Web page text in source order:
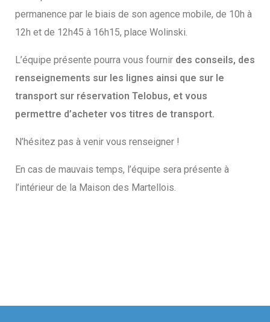
permanence par le biais de son agence mobile, de 10h à
12h et de 12h45 à 16h15, place Wolinski.
L’équipe présente pourra vous fournir des conseils, des
renseignements sur les lignes ainsi que sur le
transport sur réservation Telobus, et vous
permettre d’acheter vos titres de transport.
N’hésitez pas à venir vous renseigner !
En cas de mauvais temps, l’équipe sera présente à
l’intérieur de la Maison des Martellois.